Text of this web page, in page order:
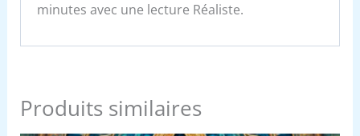
minutes avec une lecture Réaliste.
Produits similaires